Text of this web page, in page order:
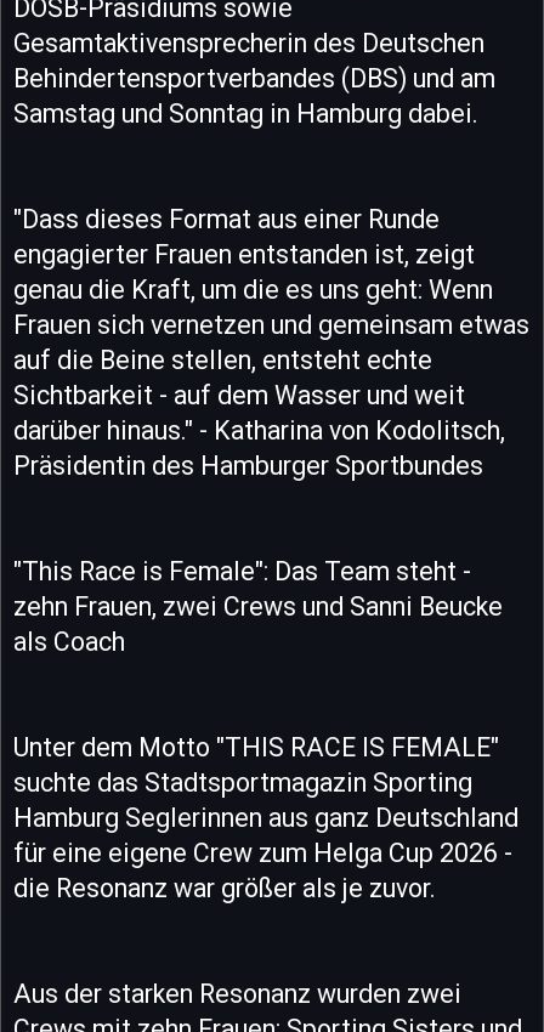
DOSB-Präsidiums sowie
Gesamtaktivensprecherin des Deutschen
Behindertensportverbandes (DBS) und am
Samstag und Sonntag in Hamburg dabei.
"Dass dieses Format aus einer Runde
engagierter Frauen entstanden ist, zeigt
genau die Kraft, um die es uns geht: Wenn
Frauen sich vernetzen und gemeinsam etwas
auf die Beine stellen, entsteht echte
Sichtbarkeit - auf dem Wasser und weit
darüber hinaus." - Katharina von Kodolitsch,
Präsidentin des Hamburger Sportbundes
"This Race is Female": Das Team steht -
zehn Frauen, zwei Crews und Sanni Beucke
als Coach
Unter dem Motto "THIS RACE IS FEMALE"
suchte das Stadtsportmagazin Sporting
Hamburg Seglerinnen aus ganz Deutschland
für eine eigene Crew zum Helga Cup 2026 -
die Resonanz war größer als je zuvor.
Aus der starken Resonanz wurden zwei